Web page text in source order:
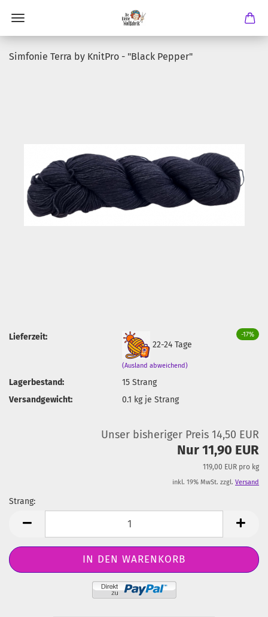
Simfonie Terra by KnitPro - "Black Pepper"
-17%
Lieferzeit:
22-24 Tage
(Ausland abweichend)
Lagerbestand: 15Strang
Versandgewicht:
0.1 kg je Strang
Unser bisheriger Preis 14,50 EUR
Nur 11,90 EUR
119,00 EUR pro kg
inkl. 19% MwSt. zzgl. Versand
Strang: